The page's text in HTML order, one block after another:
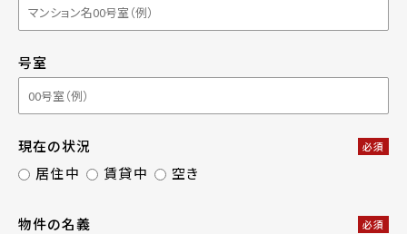
号室
現在の状況 必須
居住中 賃貸中 空き
物件の名義 必須